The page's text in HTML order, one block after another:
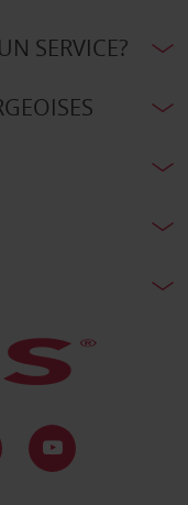
SERVICE?